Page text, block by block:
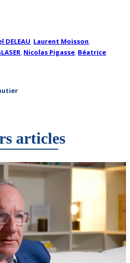
DELEAU, Laurent Moisson,
, Nicolas Pigasse, Béatrice
articles